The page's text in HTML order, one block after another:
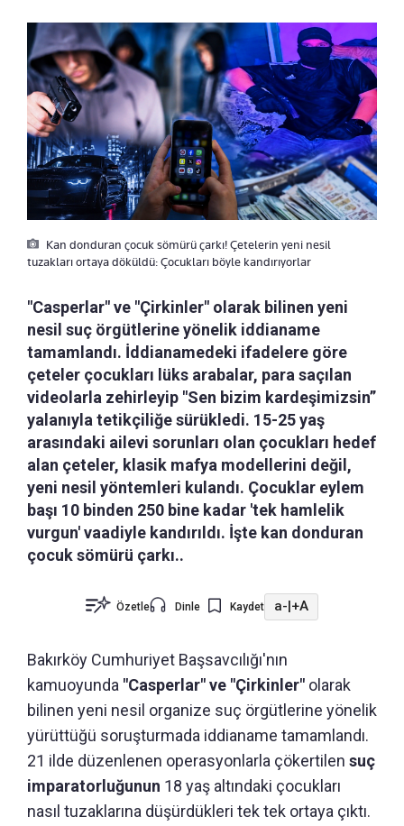
Kan donduran çocuk sömürü çarkı! Çetelerin yeni nesil
tuzakları ortaya döküldü: Çocukları böyle kandırıyorlar
"Casperlar" ve "Çirkinler" olarak bilinen yeni
nesil suç örgütlerine yönelik iddianame
tamamlandı. İddianamedeki ifadelere göre
çeteler çocukları lüks arabalar, para saçılan
videolarla zehirleyip "Sen bizim kardeşimizsin”
yalanıyla tetikçiliğe sürükledi. 15-25 yaş
arasındaki ailevi sorunları olan çocukları hedef
alan çeteler, klasik mafya modellerini değil,
yeni nesil yöntemleri kulandı. Çocuklar eylem
başı 10 binden 250 bine kadar 'tek hamlelik
vurgun' vaadiyle kandırıldı. İşte kan donduran
çocuk sömürü çarkı..
Özetle Dinle Kaydet a-|+A
Bakırköy Cumhuriyet Başsavcılığı'nın
kamuoyunda "Casperlar" ve "Çirkinler" olarak
bilinen yeni nesil organize suç örgütlerine yönelik
yürüttüğü soruşturmada iddianame tamamlandı.
21 ilde düzenlenen operasyonlarla çökertilen suç
imparatorluğunun 18 yaş altındaki çocukları
nasıl tuzaklarına düşürdükleri tek tek ortaya çıktı.